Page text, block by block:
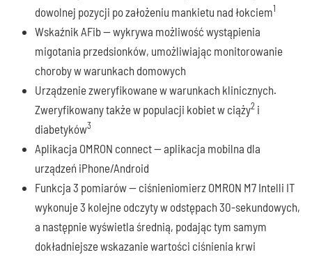
dowolnej pozycji po założeniu mankietu nad łokciem1
Wskaźnik AFib — wykrywa możliwość wystąpienia
migotania przedsionków, umożliwiając monitorowanie
choroby w warunkach domowych
Urządzenie zweryfikowane w warunkach klinicznych.
Zweryfikowany także w populacji kobiet w ciąży2 i
diabetyków3
Aplikacja OMRON connect — aplikacja mobilna dla
urządzeń iPhone/Android
Funkcja 3 pomiarów — ciśnieniomierz OMRON M7 Intelli IT
wykonuje 3 kolejne odczyty w odstępach 30-sekundowych,
a następnie wyświetla średnią, podając tym samym
dokładniejsze wskazanie wartości ciśnienia krwi